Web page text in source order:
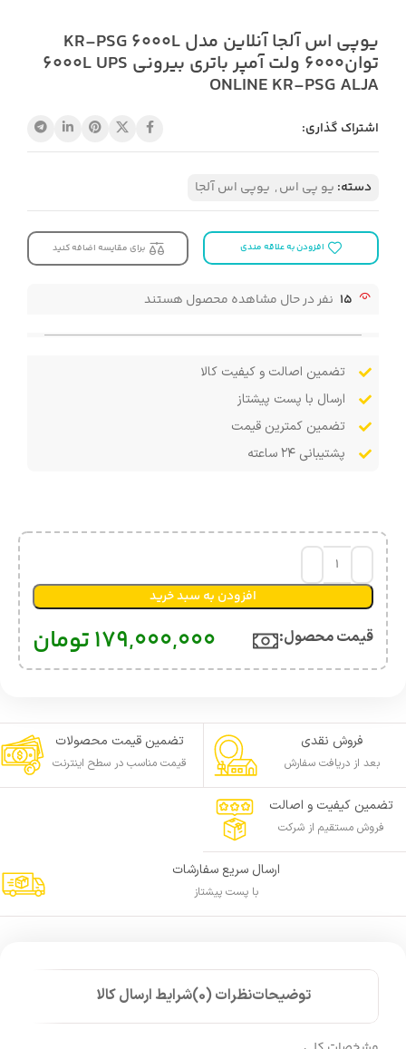
یوپی اس آلجا آنلاین مدل KR-PSG 6000L
توان6000 ولت آمپر باتری بیرونی 6000L UPS
ONLINE KR-PSG ALJA
اشتراک گذاری:
دسته: یو پی اس, یوپی اس آلجا
افزودن به علاقه مندی برای مقایسه اضافه کنید
15 نفر در حال مشاهده محصول هستند
تضمین اصالت و کیفیت کالا
ارسال با پست پیشتاز
تضمین کمترین قیمت
پشتیبانی ۲۴ ساعته
افزودن به سبد خرید
قیمت محصول:​ 179,000,000تومان
فروش نقدی
بعد از دریافت سفارش
تضمین قیمت محصولات
قیمت مناسب در سطح اینترنت
تضمین کیفیت و اصالت
فروش مستقیم از شرکت
ارسال سریع سفارشات
با پست پیشتاز
توضیحاتنظرات (0) شرایط ارسال کالا